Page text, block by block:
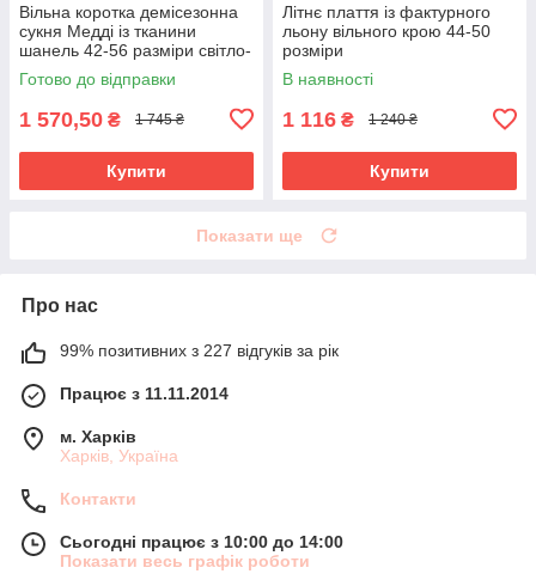
Вільна коротка демісезонна
сукня Медді із тканини
шанель 42-56 разміри світло-
сіра
Готово до відправки
1 570,50 ₴ 1 745 ₴
Купити
Літнє плаття із фактурного
льону вільного крою 44-50
розміри
В наявності
1 116 ₴ 1 240 ₴
Купити
Показати ще
Про нас
99% позитивних з 227 відгуків за рік
Працює з 11.11.2014
м. Харків
Харків, Україна
Контакти
Сьогодні працює з 10:00 до 14:00
Показати весь графік роботи